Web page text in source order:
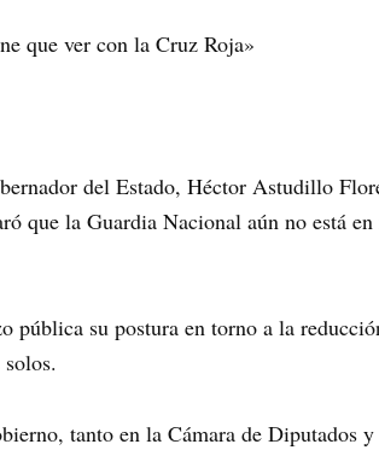
que ver con la Cruz Roja»
del Estado, Héctor Astudillo
que la Guardia Nacional aún no está
su postura en torno a la
tanto en la Cámara de Diputados